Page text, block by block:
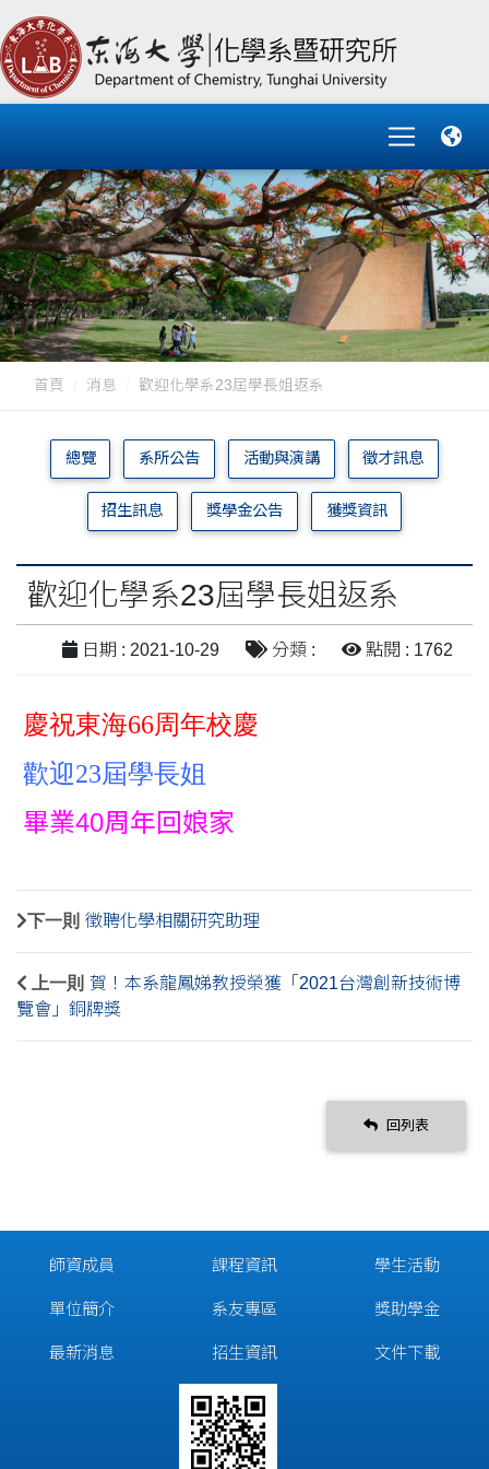
首頁 消息 歡迎化學系23屆學長姐返系
總覽 系所公告 活動與演講 徵才訊息
招生訊息 獎學金公告 獲獎資訊
歡迎化學系23屆學長姐返系
日期 : 2021-10-29 分類 : 點閱 : 1762
慶祝東海66周年校慶
歡迎23屆學長姐
畢業40周年回娘家
下一則 徵聘化學相關研究助理
上一則 賀！本系龍鳳娣教授榮獲「2021台灣創新技術博
覽會」銅牌獎
回列表
師資成員
單位簡介
最新消息
課程資訊
系友專區
招生資訊
學生活動
獎助學金
文件下載